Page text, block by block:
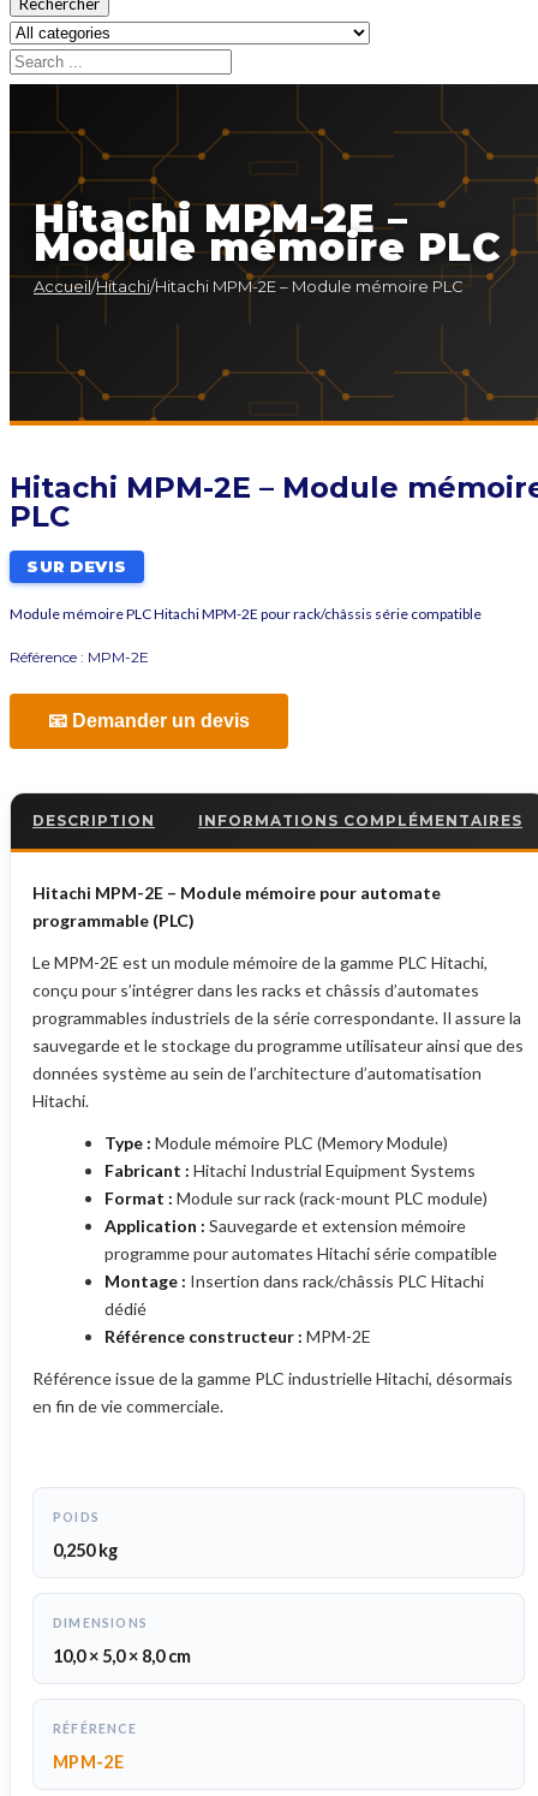
Hitachi MPM-2E –
Module mémoire PLC
Accueil/Hitachi/Hitachi MPM-2E – Module mémoire PLC
Hitachi MPM-2E – Module
PLC
SUR DEVIS
Module mémoire PLC Hitachi MPM-2E pour rack/châssis série compatible
Référence : MPM-2E
📧 Demander un devis
DESCRIPTION INFORMATIONS COMPLÉMENTAIRES
Hitachi MPM-2E – Module mémoire pour automate
programmable (PLC)
Le MPM-2E est un module mémoire de la gamme PLC Hitachi,
conçu pour s’intégrer dans les racks et châssis d’automates
programmables industriels de la série correspondante. Il assure la
sauvegarde et le stockage du programme utilisateur ainsi que des
données système au sein de l’architecture d’automatisation
Hitachi.
Type : Module mémoire PLC (Memory Module)
Fabricant : Hitachi Industrial Equipment Systems
Format : Module sur rack (rack-mount PLC module)
Application : Sauvegarde et extension mémoire
programme pour automates Hitachi série compatible
Montage : Insertion dans rack/châssis PLC Hitachi
dédié
Référence constructeur : MPM-2E
Référence issue de la gamme PLC industrielle Hitachi, désormais
en fin de vie commerciale.
POIDS
0,250 kg
DIMENSIONS
10,0 × 5,0 × 8,0 cm
RÉFÉRENCE
MPM-2E